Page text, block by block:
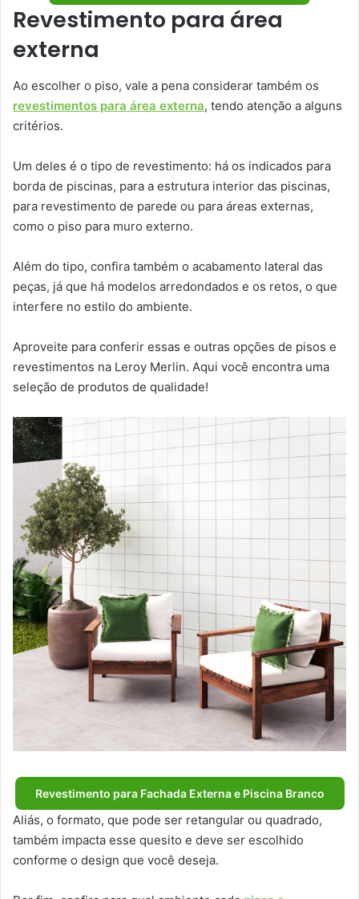
Revestimento para área
externa
Ao escolher o piso, vale a pena considerar também os
revestimentos para área externa, tendo atenção a alguns
critérios.
Um deles é o tipo de revestimento: há os indicados para
borda de piscinas, para a estrutura interior das piscinas,
para revestimento de parede ou para áreas externas,
como o piso para muro externo.
Além do tipo, confira também o acabamento lateral das
peças, já que há modelos arredondados e os retos, o que
interfere no estilo do ambiente.
Aproveite para conferir essas e outras opções de pisos e
revestimentos na Leroy Merlin. Aqui você encontra uma
seleção de produtos de qualidade!
Revestimento para Fachada Externa e Piscina Branco
Aliás, o formato, que pode ser retangular ou quadrado,
também impacta esse quesito e deve ser escolhido
conforme o design que você deseja.